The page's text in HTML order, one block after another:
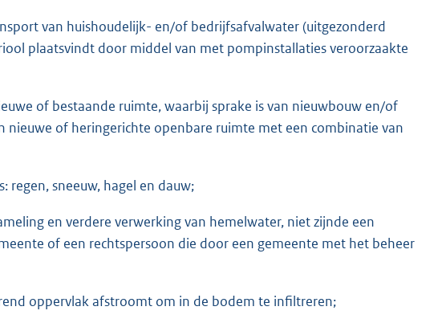
van huishoudelijk- en/of bedrijfsafvalwater (uitgezonderd
plaatsvindt door middel van met pompinstallaties veroorzaakte
of bestaande ruimte, waarbij sprake is van nieuwbouw en/of
nieuwe of heringerichte openbare ruimte met een combinatie van
regen, sneeuw, hagel en dauw;
en verdere verwerking van hemelwater, niet zijnde een
of een rechtspersoon die door een gemeente met het beheer
oppervlak afstroomt om in de bodem te infiltreren;